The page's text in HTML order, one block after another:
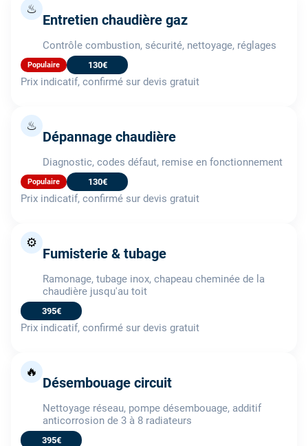
♨
Entretien chaudière gaz
Contrôle combustion, sécurité, nettoyage, réglages
Populaire 130€
Prix indicatif, confirmé sur devis gratuit
♨
Dépannage chaudière
Diagnostic, codes défaut, remise en fonctionnement
Populaire 130€
Prix indicatif, confirmé sur devis gratuit
⚙️
Fumisterie & tubage
Ramonage, tubage inox, chapeau cheminée de la
chaudière jusqu'au toit
395€
Prix indicatif, confirmé sur devis gratuit
🔥
Désembouage circuit
Nettoyage réseau, pompe désembouage, additif
anticorrosion de 3 à 8 radiateurs
395€